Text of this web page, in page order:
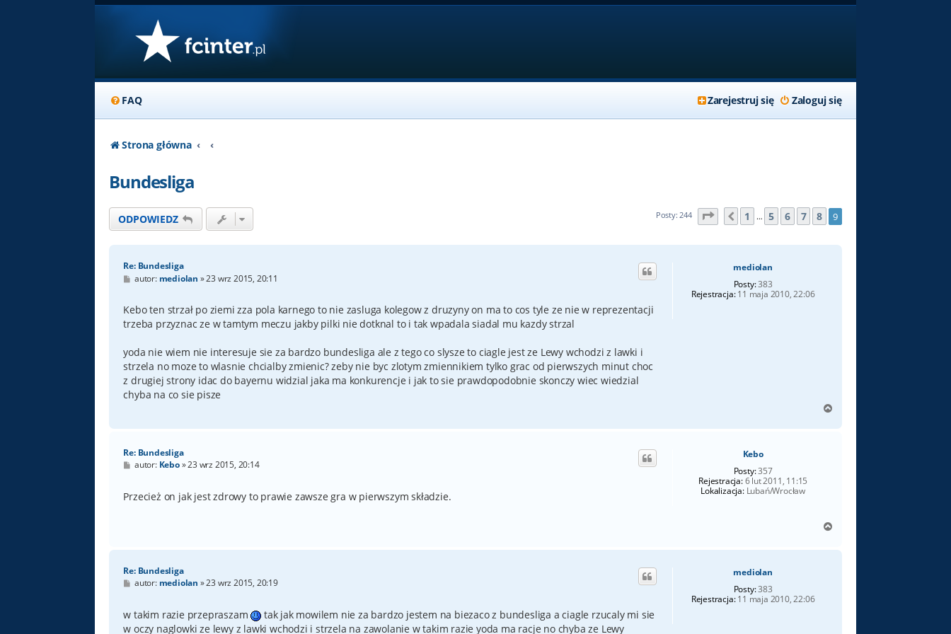
FAQ Zaloguj się
Zarejestruj się
Strona główna
Bundesliga
ODPOWIEDZ Posty: 244 Strona z 9
Poprzednia
1 … 5 6 7 8 9
mediolan
Posty:383
Rejestracja:11 maja 2010, 22:06
Re: Bundesliga
P
t
autor: mediolan »23 wrz 2015, 20:11
Kebo ten strzał po ziemi zza pola karnego to nie zasluga kolegow z druzyny on ma to cos tyle ze nie w reprezentacji
trzeba przyznac ze w tamtym meczu jakby pilki nie dotknal to i tak wpadala siadal mu kazdy strzal
yoda nie wiem nie interesuje sie za bardzo bundesliga ale z tego co slysze to ciagle jest ze Lewy wchodzi z lawki i
strzela no moze to wlasnie chcialby zmienic? zeby nie byc zlotym zmiennikiem tylko grac od pierwszych minut choc
z drugiej strony idac do bayernu widzial jaka ma konkurencje i jak to sie prawdopodobnie skonczy wiec wiedzial
chyba na co sie pisze
g
Kebo
Posty:357
Rejestracja:6 lut 2011, 11:15
Lokalizacja:Lubań/Wrocław
Re: Bundesliga
P
t
autor: Kebo»23 wrz 2015, 20:14
Przecież on jak jest zdrowy to prawie zawsze gra w pierwszym składzie.
g
mediolan
Posty:383
Rejestracja:11 maja 2010, 22:06
Re: Bundesliga
P
t
autor: mediolan »23 wrz 2015, 20:19
w takim razie przepraszam
tak jak mowilem nie za bardzo jestem na biezaco z bundesliga a ciagle rzucaly mi sie
w oczy naglowki ze lewy z lawki wchodzi i strzela na zawolanie w takim razie yoda ma racje no chyba ze Lewy